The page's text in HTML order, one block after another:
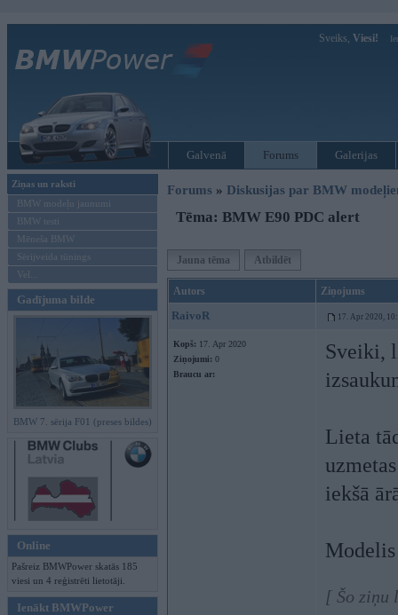
Sveiks, Viesi!
Galvenā Forums Galerijas
Ziņas un raksti
BMW modeļu jaunumi
BMW testi
Mēneša BMW
Sērijveida tūnings
Vel...
Gadījuma bilde
BMW 7. sērija F01 (preses bildes)
Online
Pašreiz BMWPower skatās 185
viesi un 4 reģistrēti lietotāji.
Ienākt BMWPower
Forums » Diskusijas par BMW
Tēma: BMW E90 PDC alert
Jauna tēma Atbildēt
Autors Ziņojums
RaivoR 17. Apr 2020,
Kopš: 17. Apr 2020
Ziņojumi: 0
Braucu ar:
Sveiki,
Lieta
iekšā
[ Šo ziņu